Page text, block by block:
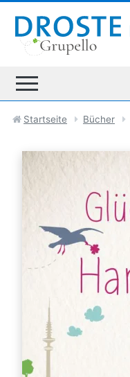
Startseite Bücher